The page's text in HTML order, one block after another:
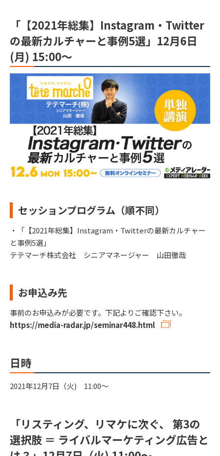
「【2021年総集】Instagram・Twitter
の最新カルチャーと事例5選」12月6日
(月) 15:00～
セッションプログラム（順不同）
・「【2021年総集】Instagram・Twitterの最新カルチャー
と事例5選」
テテマーチ株式会社 シニアマネージャー 山田徹哉
お申込み先
事前のお申込みが必要です。下記よりご確認下さい。
https://media-radar.jp/seminar448.html
日時
2021年12月7日（火) 11:00～
「リスティング、リマケに次ぐ、 第3の
選択肢 ＝ ライバルマーケティング広告と